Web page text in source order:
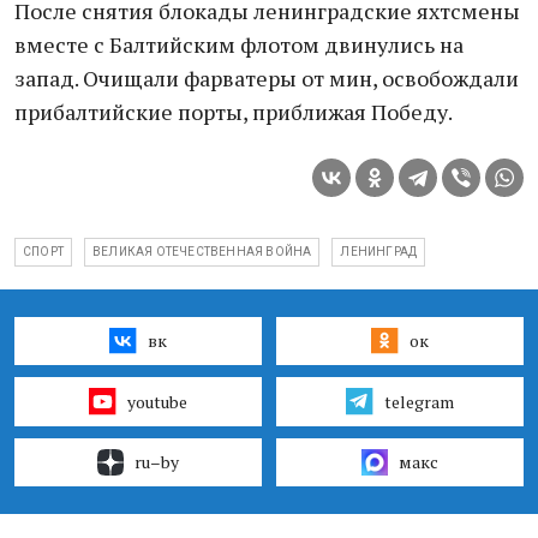
После снятия блокады ленинградские яхтсмены
вместе с Балтийским флотом двинулись на
запад. Очищали фарватеры от мин, освобождали
прибалтийские порты, приближая Победу.
СПОРТ ВЕЛИКАЯ ОТЕЧЕСТВЕННАЯ ВОЙНА ЛЕНИНГРАД
вк ок
youtube telegram
ru–by макс